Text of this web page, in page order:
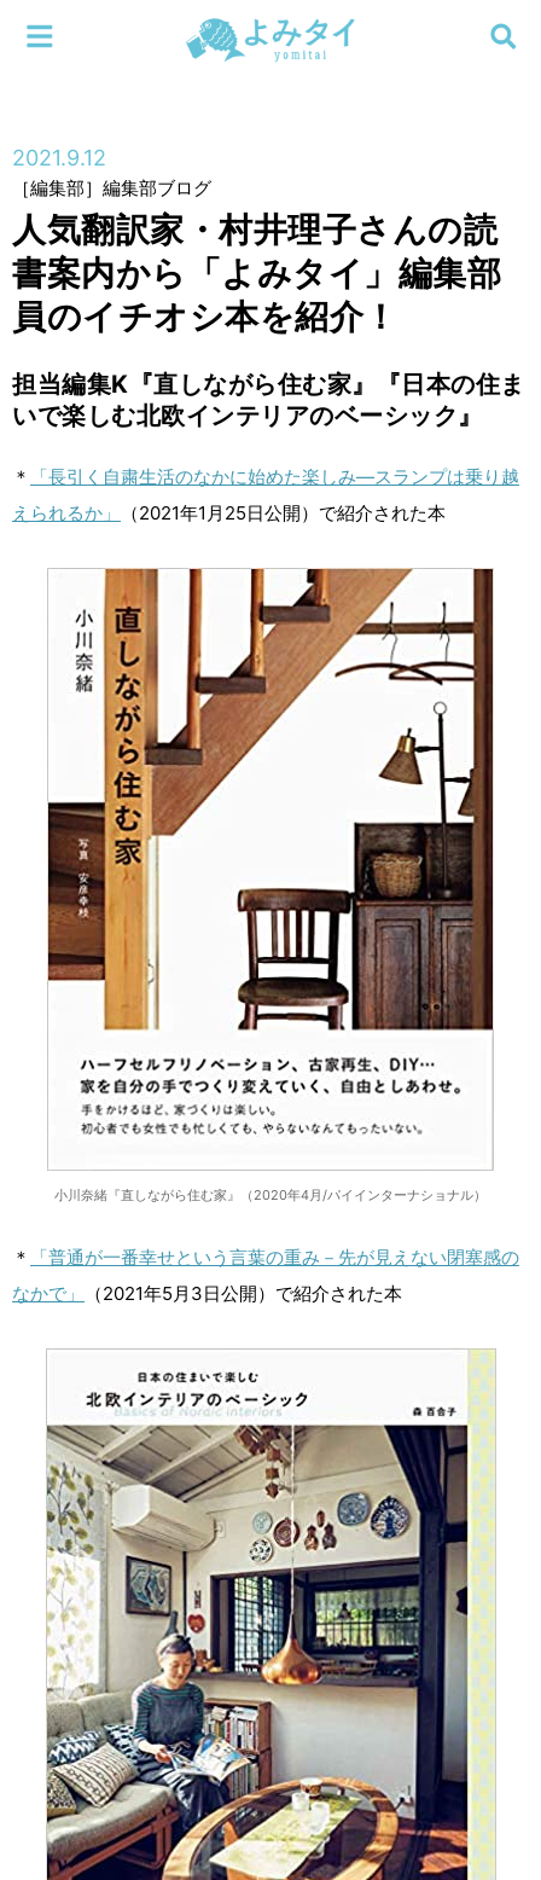
連載
新刊
特集
検索する
メニューを閉じる
2021.9.12
［編集部］編集部ブログ
人気翻訳家・村井理子さんの読
書案内から「よみタイ」編集部
員のイチオシ本を紹介！
担当編集K『直しながら住む家』『日本の住ま
いで楽しむ北欧インテリアのベーシック』
＊
「長引く自粛生活のなかに始めた楽しみ—スランプは乗り越
えられるか」
（2021年1月25日公開）で紹介された本
小川奈緒『直しながら住む家』（2020年4月/パイインターナショナル）
＊
「普通が一番幸せという言葉の重み－先が見えない閉塞感の
なかで」
（2021年5月3日公開）で紹介された本